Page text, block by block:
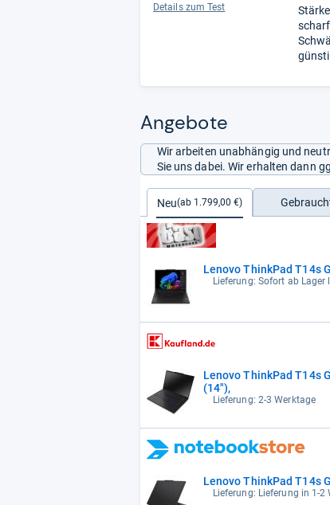
Details zum Test
Angebote
Wir arbeiten unabhängig und
Sie uns dabei. Wir erhalten dann
Neu(ab 1.799,00 €)
Lenovo ThinkPad T14s
Lieferung: Sofort ab Lager
Lenovo ThinkPad T14s
(14"),
Lieferung: 2-3 Werktage
Lenovo ThinkPad T14s
Lieferung: Lieferung in 1-2